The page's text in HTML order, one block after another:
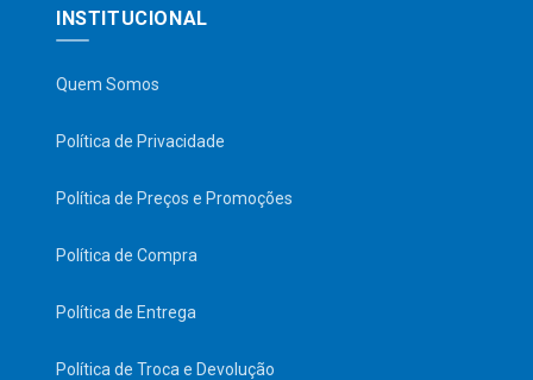
INSTITUCIONAL
Quem Somos
Política de Privacidade
Política de Preços e Promoções
Política de Compra
Política de Entrega
Política de Troca e Devolução